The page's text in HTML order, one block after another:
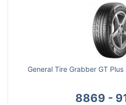
General Tire Grabber GT
8869 -